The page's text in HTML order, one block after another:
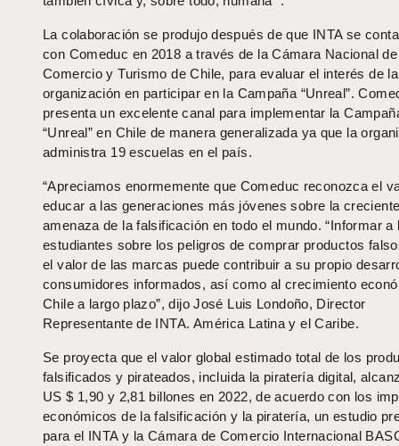
La colaboración se produjo después de que INTA se
con Comeduc en 2018 a través de la Cámara Nacional de
Comercio y Turismo de Chile, para evaluar el interés de la
organización en participar en la Campaña “Unreal”.
presenta un excelente canal para implementar la
“Unreal” en Chile de manera generalizada ya que la
administra 19 escuelas en el país.
“Apreciamos enormemente que Comeduc reconozca el
educar a las generaciones más jóvenes sobre la
amenaza de la falsificación en todo el mundo. “Informar a
estudiantes sobre los peligros de comprar productos
el valor de las marcas puede contribuir a su propio
consumidores informados, así como al crecimiento
Chile a largo plazo”, dijo José Luis Londoño, Director
Representante de INTA. América Latina y el Caribe.
Se proyecta que el valor global estimado total de los
falsificados y pirateados, incluida la piratería digital,
US $ 1,90 y 2,81 billones en 2022, de acuerdo con los
económicos de la falsificación y la piratería, un estudio
para el INTA y la Cámara de Comercio Internacional